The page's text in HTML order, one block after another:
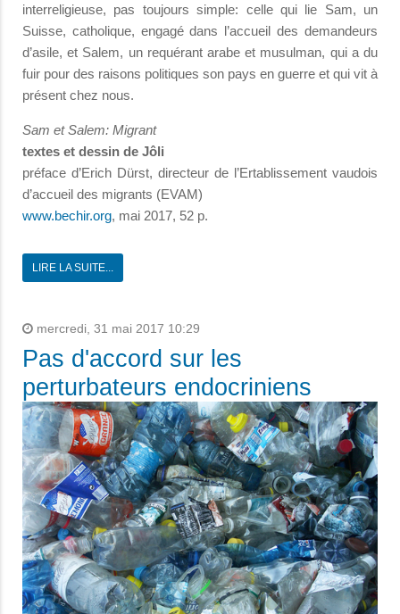
interreligieuse, pas toujours simple: celle qui lie Sam, un
Suisse, catholique, engagé dans l’accueil des demandeurs
d’asile, et Salem, un requérant arabe et musulman, qui a du
fuir pour des raisons politiques son pays en guerre et qui vit à
présent chez nous.
Sam et Salem: Migrant
textes et dessin de Jôli
préface d’Erich Dürst, directeur de l’Ertablissement vaudois
d’accueil des migrants (EVAM)
www.bechir.org, mai 2017, 52 p.
LIRE LA SUITE...
mercredi, 31 mai 2017 10:29
Pas d'accord sur les
perturbateurs endocriniens